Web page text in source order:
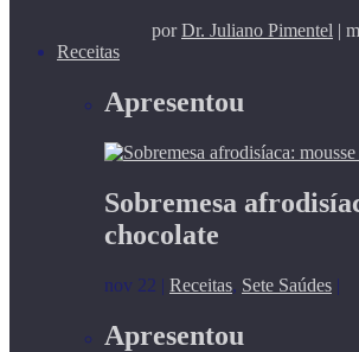
porDr. Juliano Pimentel |
Receitas
Apresentou
Sobremesa
chocolate
nov 22 | Receitas, Sete Saúdes |
Apresentou